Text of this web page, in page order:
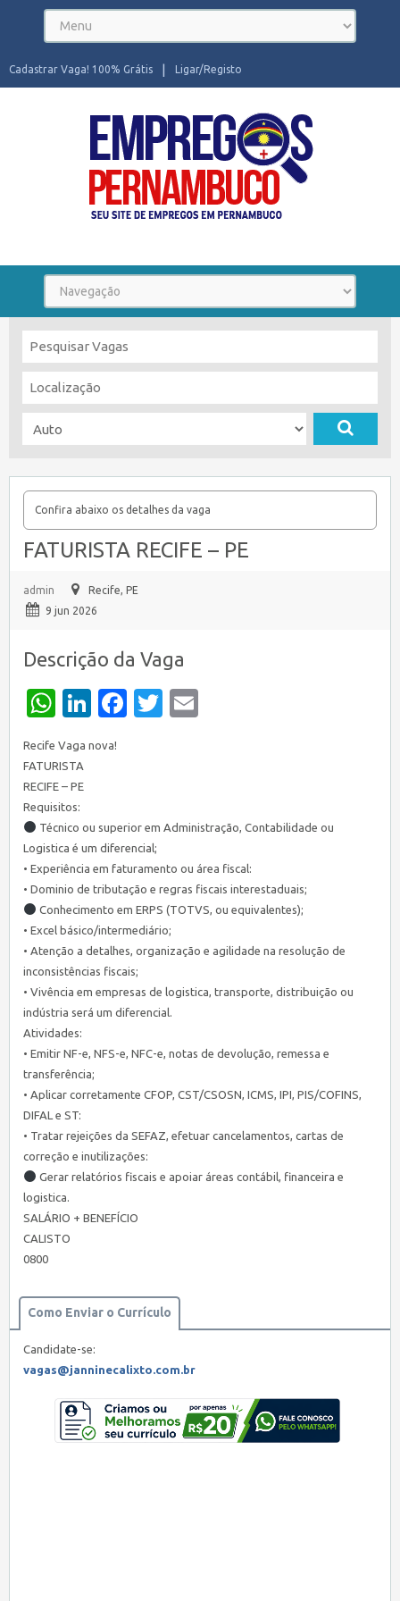
Ligar/Registo
Cadastrar Vaga! 100% Grátis
Confira abaixo os detalhes da vaga
FATURISTA RECIFE – PE
admin
Recife, PE
9 jun 2026
Descrição da Vaga
WhatsApp
LinkedIn
Facebook
Twitter
Recife Vaga nova!
FATURISTA
RECIFE – PE
Requisitos:
Técnico ou superior em Administração, Contabilidade ou
Logistica é um diferencial;
• Experiência em faturamento ou área fiscal:
• Dominio de tributação e regras fiscais interestaduais;
Conhecimento em ERPS (TOTVS, ou equivalentes);
• Excel básico/intermediário;
• Atenção a detalhes, organização e agilidade na resolução de
inconsistências fiscais;
• Vivência em empresas de logistica, transporte, distribuição ou
indústria será um diferencial.
Atividades:
• Emitir NF-e, NFS-e, NFC-e, notas de devolução, remessa e
transferência;
• Aplicar corretamente CFOP, CST/CSOSN, ICMS, IPI, PIS/COFINS,
DIFAL e ST:
• Tratar rejeições da SEFAZ, efetuar cancelamentos, cartas de
correção e inutilizações:
Gerar relatórios fiscais e apoiar áreas contábil, financeira e
logistica.
SALÁRIO + BENEFÍCIO
CALISTO
0800
Como Enviar o Currículo
Candidate-se:
vagas@janninecalixto.com.br